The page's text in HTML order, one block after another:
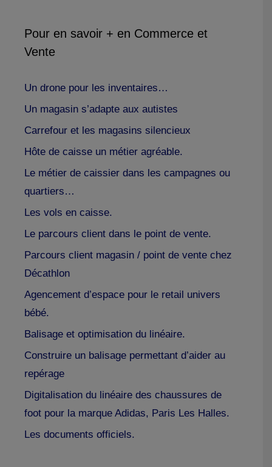
Pour en savoir + en Commerce et
Vente
Un drone pour les inventaires…
Un magasin s’adapte aux autistes
Carrefour et les magasins silencieux
Hôte de caisse un métier agréable.
Le métier de caissier dans les campagnes ou
quartiers…
Les vols en caisse.
Le parcours client dans le point de vente.
Parcours client magasin / point de vente chez
Décathlon
Agencement d’espace pour le retail univers
bébé.
Balisage et optimisation du linéaire.
Construire un balisage permettant d’aider au
repérage
Digitalisation du linéaire des chaussures de
foot pour la marque Adidas, Paris Les Halles.
Les documents officiels.